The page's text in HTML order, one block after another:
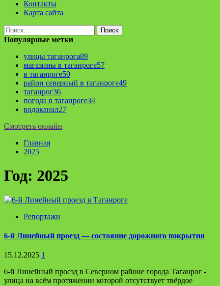
Контакты
Карта сайта
Найти:
Популярные метки
улицы таганрога89
магазины в таганроге57
в таганроге50
район северный в таганроге49
таганрог36
погода в таганроге34
водоканал27
Смотреть онлайн
Главная
2025
Год: 2025
Репортажи
6-й Линейный проезд — состояние дорожного покрытия
15.12.2025 1
6-й Линейный проезд в Северном районе города Таганрог -
улица на всём протяжении которой отсутствует твёрдое